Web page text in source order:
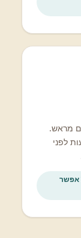
הזמינו 3–4 חודשים מראש.
המתינו עד 3–4 שבועות לפני
אפשר